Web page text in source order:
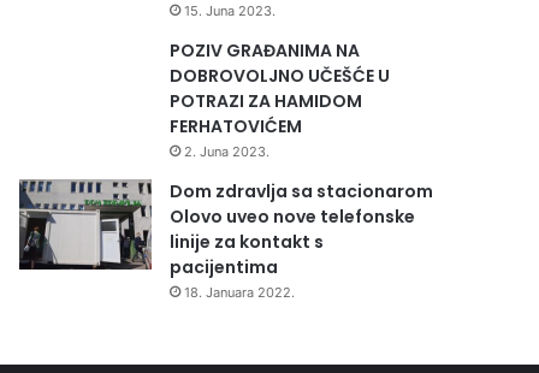
15. Juna 2023.
POZIV GRAĐANIMA NA
DOBROVOLJNO UČEŠĆE U
POTRAZI ZA HAMIDOM
FERHATOVIĆEM
2. Juna 2023.
Dom zdravlja sa stacionarom
Olovo uveo nove telefonske
linije za kontakt s
pacijentima
18. Januara 2022.